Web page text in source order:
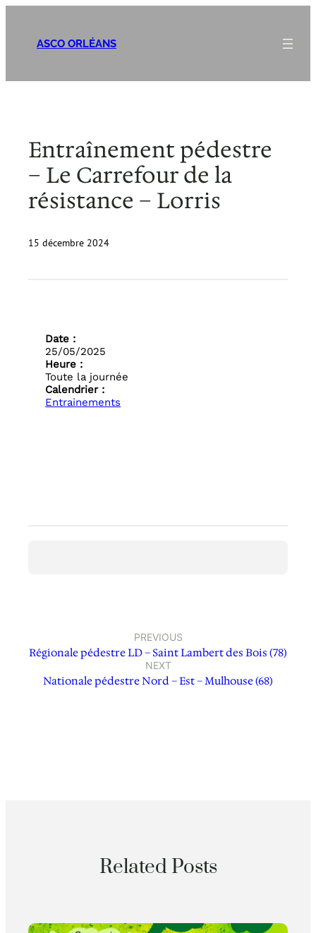
contenuASCO ORLÉANS
Entraînement pédestre
– Le Carrefour de la
résistance – Lorris
15 décembre 2024
Date :
25/05/2025
Heure :
Toute la journée
Calendrier :
Entrainements
PREVIOUS
Régionale pédestre LD – Saint Lambert des Bois (78)
NEXT
Nationale pédestre Nord – Est – Mulhouse (68)
Related Posts